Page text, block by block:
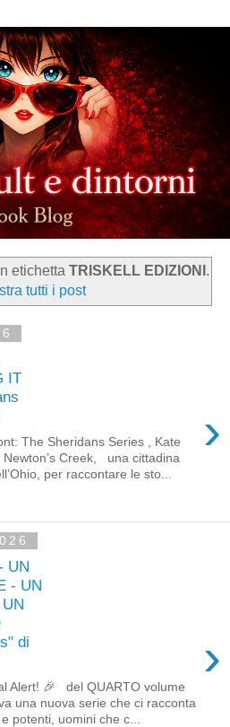
etichetta TRISKELL EDIZIONI .
tutti i post
IT
›
The Sheridans Series , Kate
Creek, una cittadina
per raccontare le sto...
UN
- UN
di
›
Alert! 🎉 del QUARTO volume
una nuova serie che ci racconta
potenti, uomini che c...